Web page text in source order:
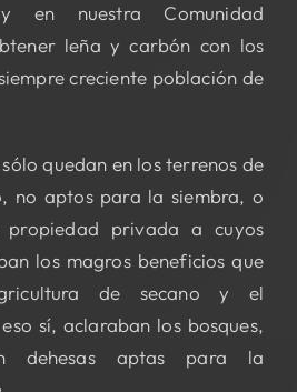
en nuestra Comunidad
leña y carbón con los
creciente población de
quedan en los terrenos de
no aptos para la siembra, o
privada a cuyos
los magros beneficios que
de secano y el
sí, aclaraban los bosques,
dehesas aptas para la